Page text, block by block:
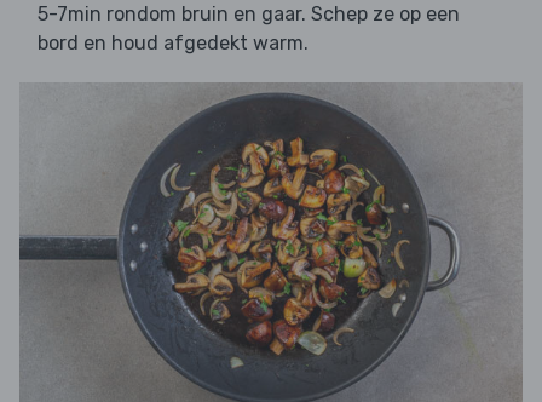
5-7min rondom bruin en gaar. Schep ze op een
bord en houd afgedekt warm.